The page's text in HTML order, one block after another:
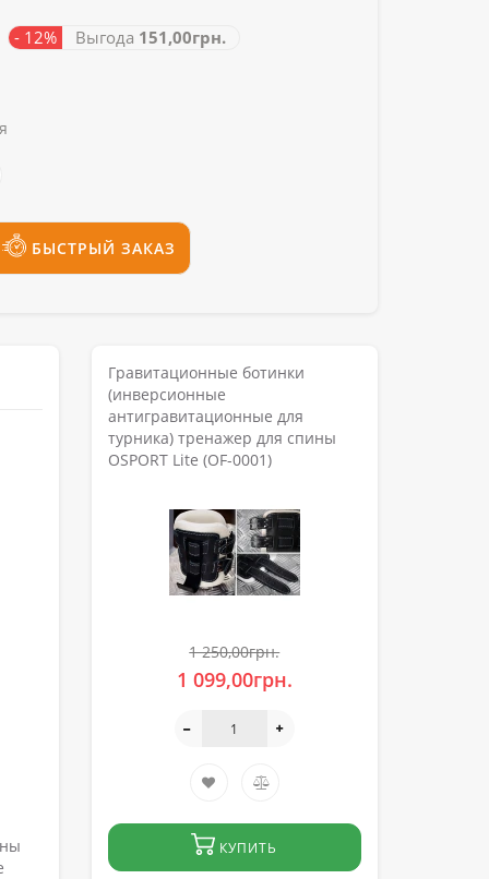
- 12% Выгода 151,00грн.
БЫСТРЫЙ ЗАКАЗ
Гравитационные ботинки
(инверсионные
антигравитационные для
турника) тренажер для спины
OSPORT Lite (OF-0001)
1 250,00грн.
1 099,00грн.
КУПИТЬ